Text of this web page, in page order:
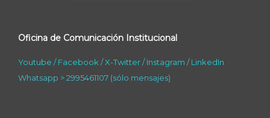
Oficina de Comunicación Institucional
Youtube /Facebook /X-Twitter/Instagram /LinkedIn
Whatsapp > 2995461107 (sólo mensajes)